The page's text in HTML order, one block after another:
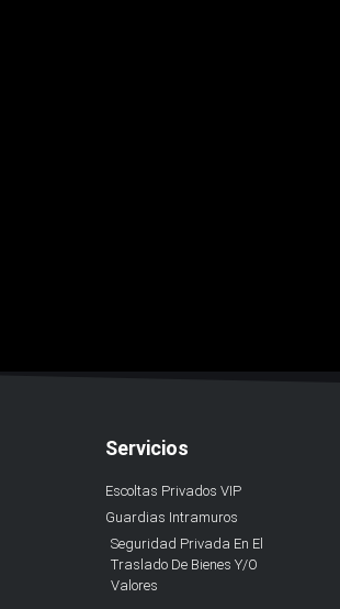
Servicios
Escoltas Privados VIP
Guardias Intramuros
Seguridad Privada En El
Traslado De Bienes Y/O
Valores